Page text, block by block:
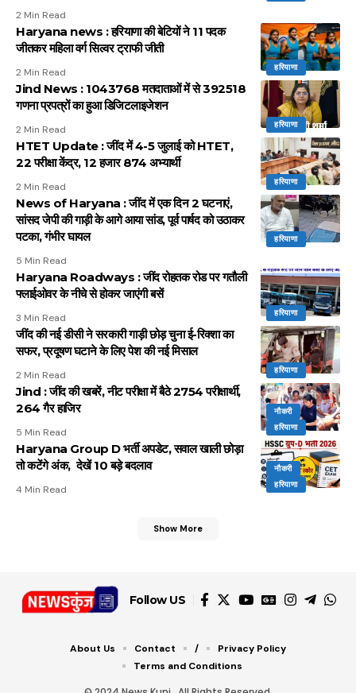
2 Min Read
हरियाणा
Haryana news : हरियाणा की बेटियों ने 11 पदक
जीतकर महिला वर्ग सिल्वर ट्राफी जीती
2 Min Read
हरियाणा
Jind News : 1043768 मतदाताओं में से 392518
गणना प्रपत्रों का हुआ डिजिटलाइजेशन
2 Min Read
हरियाणा
HTET Update : जींद में 4-5 जुलाई को HTET,
22 परीक्षा केंद्र, 12 हजार 874 अभ्यार्थी
2 Min Read
हरियाणा
News of Haryana : जींद में एक दिन 2 घटनाएं,
सांसद जेपी की गाड़ी के आगे आया सांड, पूर्व पार्षद को उठाकर
पटका, गंभीर घायल
5 Min Read
हरियाणा
Haryana Roadways : जींद रोहतक रोड पर गतौली
फ्लाईओवर के नीचे से होकर जाएंगी बसें
3 Min Read
हरियाणा
जींद की नई डीसी ने सरकारी गाड़ी छोड़ चुना ई-रिक्शा का
सफर, प्रदूषण घटाने के लिए पेश की नई मिसाल
2 Min Read
नौकरी
हरियाणा
Jind : जींद की खबरें, नीट परीक्षा में बैठे 2754 परीक्षार्थी,
264 गैर हाजिर
5 Min Read
नौकरी
हरियाणा
Haryana Group D भर्ती अपडेट, सवाल खाली छोड़ा
तो कटेंगे अंक, देखें 10 बड़े बदलाव
4 Min Read
Show More
Follow US
About Us Contact /
Privacy Policy
Terms and Conditions